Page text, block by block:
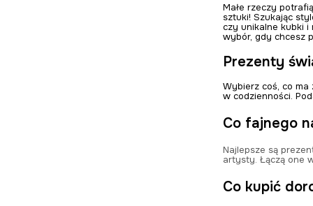
Małe rzeczy
sztuki! Szukając
czy unikalne kubki
wybór, gdy chcesz
Prezenty
Wybierz coś, co ma
w codzienności.
Co fajnego
Najlepsze są
artysty. Łączą one
Co kupić